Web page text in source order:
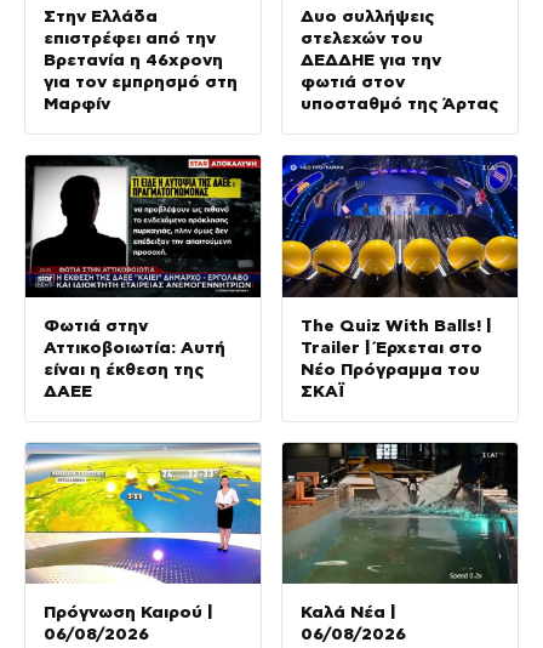
Στην Ελλάδα
επιστρέφει από την
Βρετανία η 46χρονη
για τον εμπρησμό στη
Μαρφίν
Δυο συλλήψεις
στελεχών του
ΔΕΔΔΗΕ για την
φωτιά στον
υποσταθμό της Άρτας
Φωτιά στην
Αττικοβοιωτία: Αυτή
είναι η έκθεση της
ΔΑΕΕ
The Quiz With Balls! |
Trailer | Έρχεται στο
Νέο Πρόγραμμα του
ΣΚΑΪ
Πρόγνωση Καιρού |
06/08/2026
Καλά Νέα |
06/08/2026